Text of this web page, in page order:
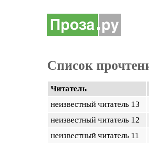
Список
Читатель
неизвестный читатель 13
неизвестный читатель 12
неизвестный читатель 11